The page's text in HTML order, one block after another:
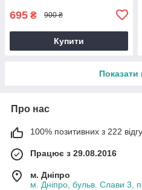
695 ₴ 900 ₴
Купити
Показати
Про нас
100% позитивних з 222
Працює з 29.08.2016
м. Дніпро
м. Дніпро, бульв. Слави 3,